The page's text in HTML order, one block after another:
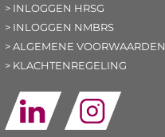
> INLOGGEN HRSG
> INLOGGEN NMBRS
> ALGEMENE VOORWAARDEN
> KLACHTENREGELING